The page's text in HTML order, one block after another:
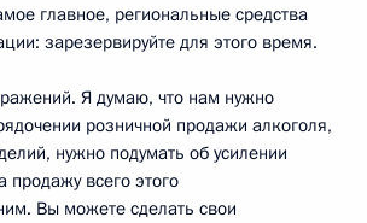
главное, региональные средства
зарезервируйте для этого время.
Я думаю, что нам нужно
розничной продажи алкоголя,
нужно подумать об усилении
продажу всего этого
Вы можете сделать свои